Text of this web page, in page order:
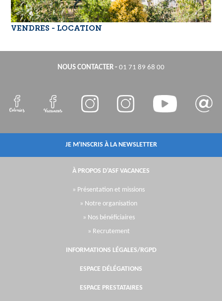
VENDRES - LOCATION
NOUS CONTACTER - 01 71 89 68 00
JE M'INSCRIS À LA NEWSLETTER
À PROPOS D'ASF VACANCES
» Présentation et missions
» Notre organisation
» Nos bénéficiaires
» Recrutement
INFORMATIONS LÉGALES/RGPD
ESPACE DÉLÉGATIONS
ESPACE PRESTATAIRES